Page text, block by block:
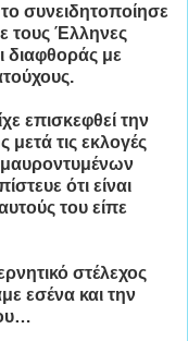
συνειδητοποίησε
τους Έλληνες
διαφθοράς με
επισκεφθεί την
τις εκλογές
ότι είναι
του είπε
στέλεχος
εσένα και την